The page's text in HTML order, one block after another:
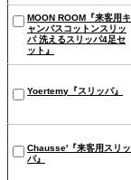
MOON ROOM『来客用キ
ャンバスコットンスリッ
パ 洗えるスリッパ4足セ
ット』
Yoertemy『スリッパ』
Chausse'『来客用スリッ
パ』